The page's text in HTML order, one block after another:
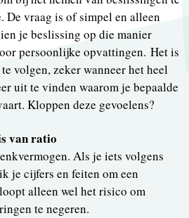
vraag is of simpel en alleen
je beslissing op die manier
persoonlijke opvattingen. Het is
volgen, zeker wanneer het heel
uit te vinden waarom je bepaalde
Kloppen deze gevoelens?
van ratio
Als je iets volgens
je cijfers en feiten om een
alleen wel het risico om
te negeren.